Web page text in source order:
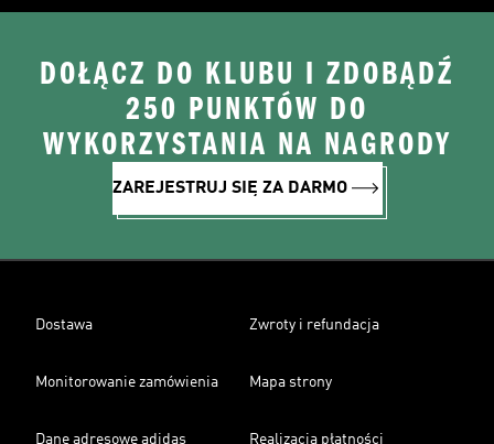
DOŁĄCZ DO KLUBU I ZDOBĄDŹ
250 PUNKTÓW DO
WYKORZYSTANIA NA NAGRODY
ZAREJESTRUJ SIĘ ZA DARMO
Dostawa Zwroty i refundacja
Monitorowanie zamówienia Mapa strony
Dane adresowe adidas Realizacja płatności